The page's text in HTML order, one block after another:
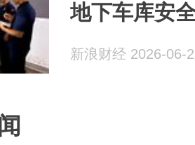
地下车库安
新浪财经 2026-06-